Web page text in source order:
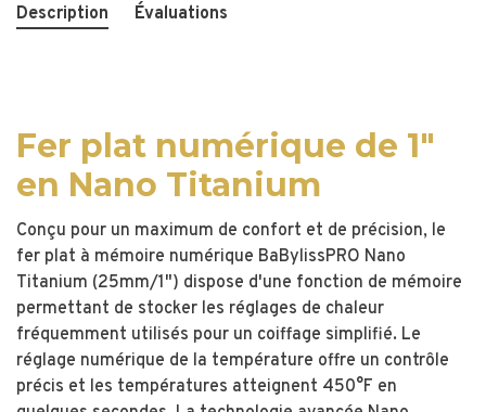
Description Évaluations
Fer plat numérique de 1"
en Nano Titanium
Conçu pour un maximum de confort et de précision, le
fer plat à mémoire numérique BaBylissPRO Nano
Titanium (25mm/1") dispose d'une fonction de mémoire
permettant de stocker les réglages de chaleur
fréquemment utilisés pour un coiffage simplifié. Le
réglage numérique de la température offre un contrôle
précis et les températures atteignent 450°F en